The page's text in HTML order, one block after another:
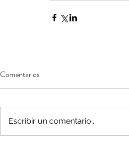
Comentarios
Escribir un comentario...